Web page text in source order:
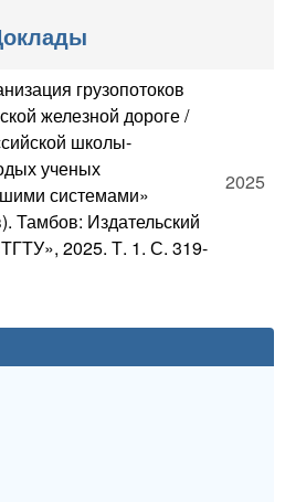
грузопотоков
железной дороге /
школы-
ученых
системами»
Тамбов: Издательский
2025. Т. 1. С. 319-
2025